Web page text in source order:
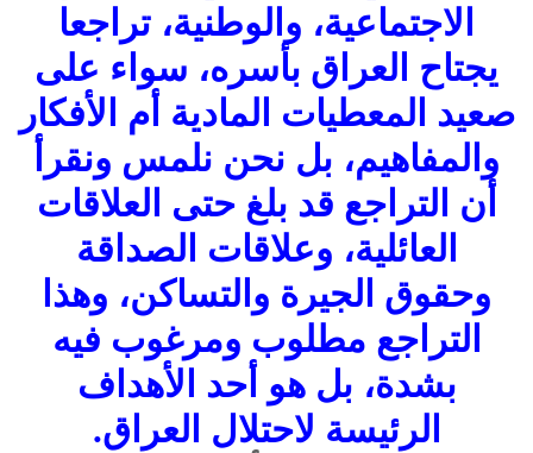
الاجتماعية، والوطنية، تراجعا
يجتاح العراق بأسره، سواء على
صعيد المعطيات المادية أم الأفكار
والمفاهيم، بل نحن نلمس ونقرأ
أن التراجع قد بلغ حتى العلاقات
العائلية، وعلاقات الصداقة
وحقوق الجيرة والتساكن، وهذا
التراجع مطلوب ومرغوب فيه
بشدة، بل هو أحد الأهداف
الرئيسة لاحتلال العراق.